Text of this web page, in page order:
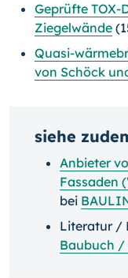
Geprüfte TOX-
Ziegelwände
Quasi-
von Schöck
siehe
Anbieter
Fassaden
bei
Literatur /
Baubuch /